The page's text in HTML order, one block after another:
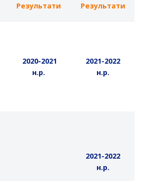
Результати Результати
2020-2021
н.р.
2021-2022
н.р.
2021-2022
н.р.